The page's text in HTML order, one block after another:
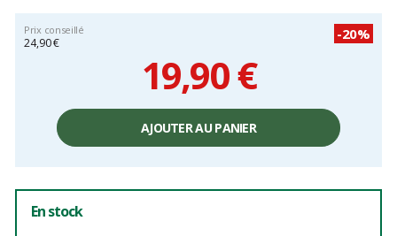
Prix conseillé
24,90 €
-20%
19,90 €
unitaire,
AJOUTER AU PANIER
En stock